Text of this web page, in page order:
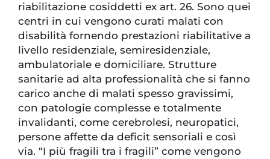
riabilitazione cosiddetti ex art. 26. Sono quei
centri in cui vengono curati malati con
disabilità fornendo prestazioni riabilitative a
livello residenziale, semiresidenziale,
ambulatoriale e domiciliare. Strutture
sanitarie ad alta professionalità che si fanno
carico anche di malati spesso gravissimi,
con patologie complesse e totalmente
invalidanti, come cerebrolesi, neuropatici,
persone affette da deficit sensoriali e così
via. “I più fragili tra i fragili” come vengono